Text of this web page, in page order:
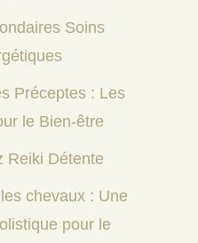
Soins
Préceptes : Les
le Bien-être
Reiki Détente
chevaux : Une
pour le